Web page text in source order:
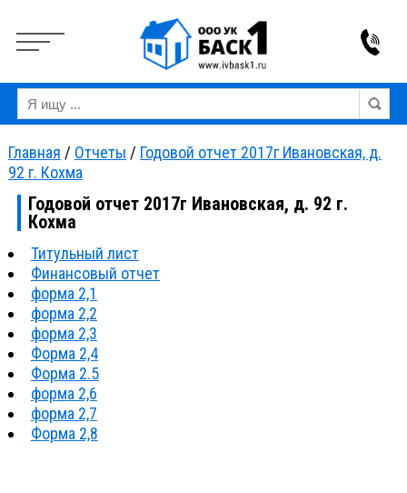
Версия для слабовидящих: Вкл Изображения: Выкл
Главная / Отчеты / Годовой отчет 2017г Ивановская, д.
92 г. Кохма
Годовой отчет 2017г Ивановская, д. 92 г.
Кохма
Титульный лист
Финансовый отчет
форма 2,1
форма 2,2
форма 2,3
Форма 2,4
Форма 2.5
форма 2,6
форма 2,7
Форма 2,8